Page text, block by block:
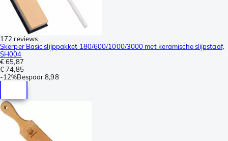
172 reviews
Skerper Basic slijppakket 180/600/1000/3000 met keramische slijpstaaf,
SH004
€ 65,87
€ 74,85
-12%Bespaar 8,98